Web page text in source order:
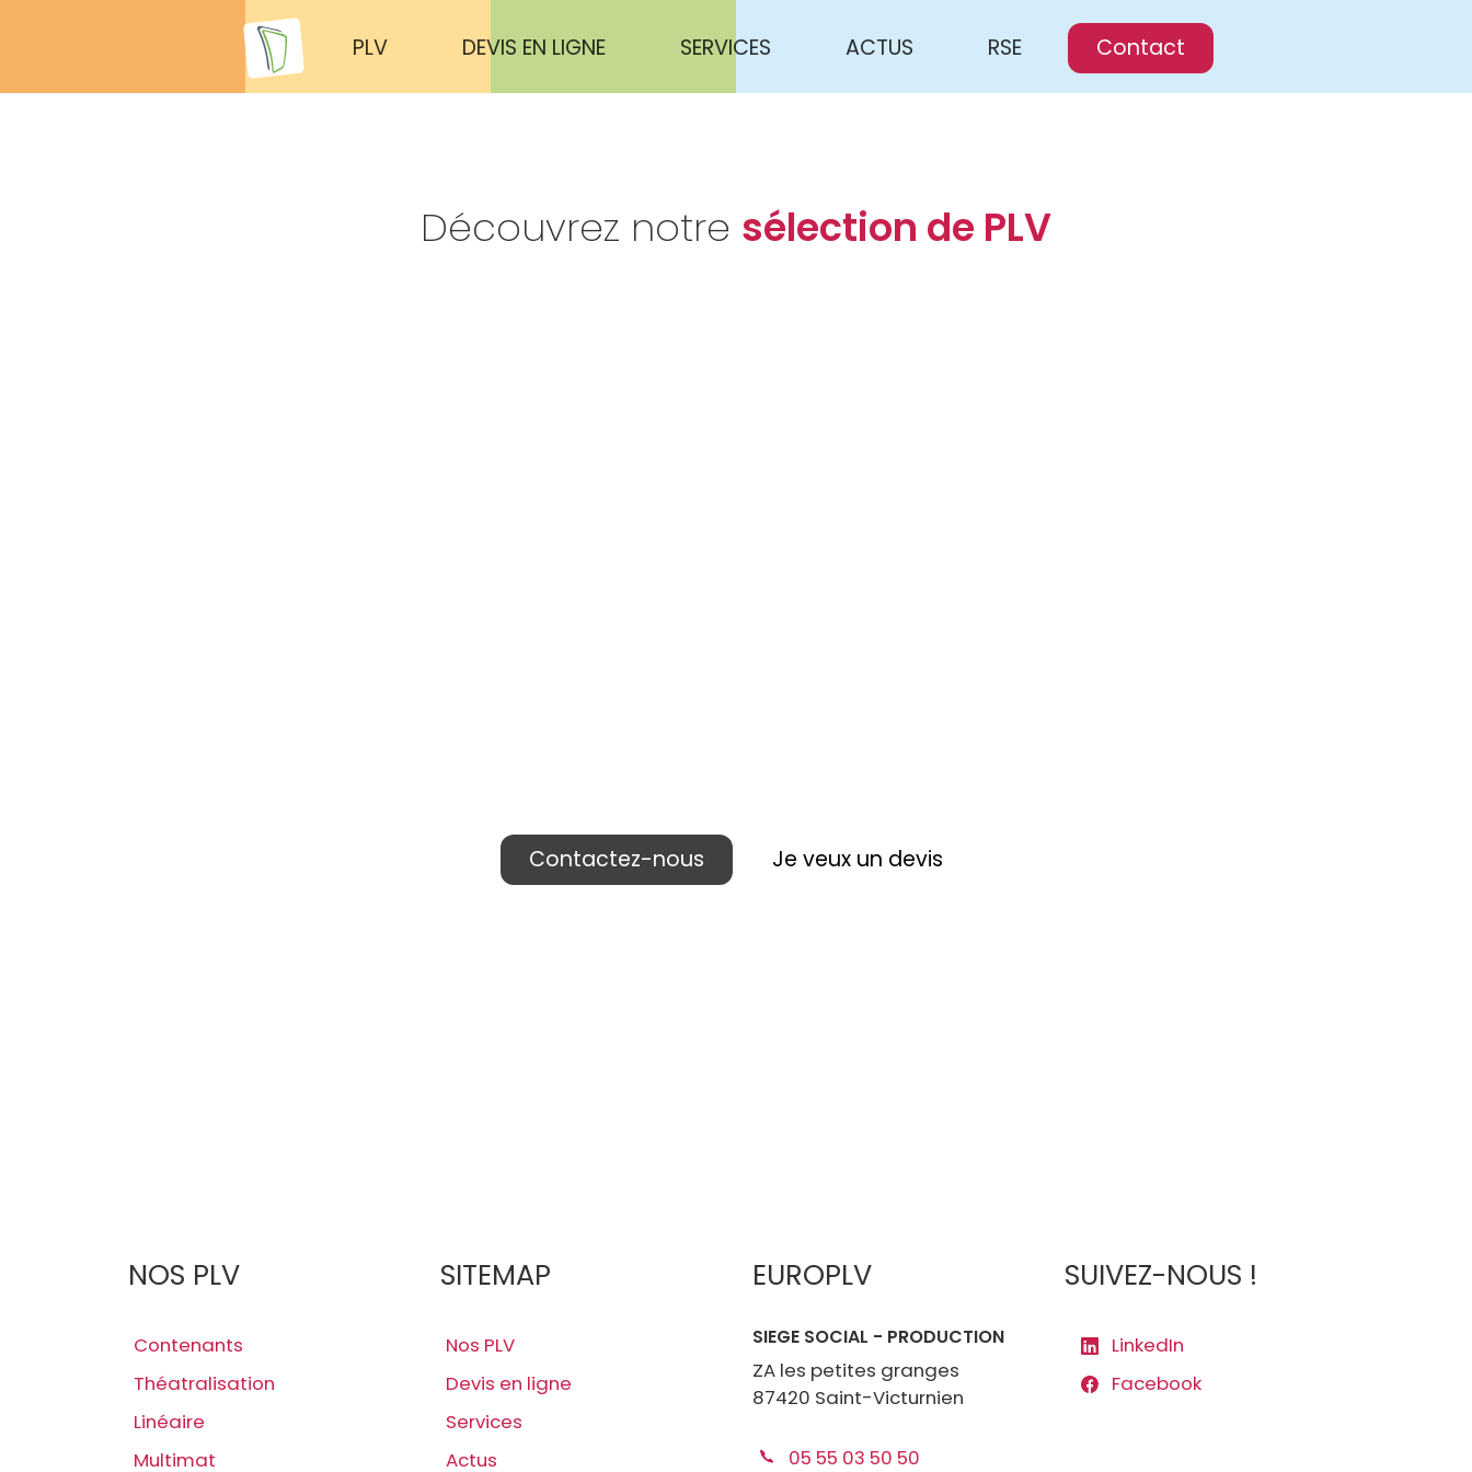
PLV DEVIS EN LIGNE SERVICES ACTUS RSE Contact
Découvrez notre sélection de PLV
Contactez-nous Je veux un devis
NOS PLV
Contenants
Théatralisation
Linéaire
Multimat
SITEMAP
Nos PLV
Devis en ligne
Services
Actus
EUROPLV
SIEGE SOCIAL - PRODUCTION
ZA les petites granges
87420 Saint-Victurnien
05 55 03 50 50
SUIVEZ-NOUS !
LinkedIn
Facebook